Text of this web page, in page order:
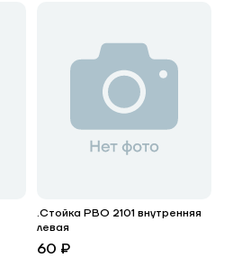
.Стойка РВО 2101 внутренняя
левая
60 ₽